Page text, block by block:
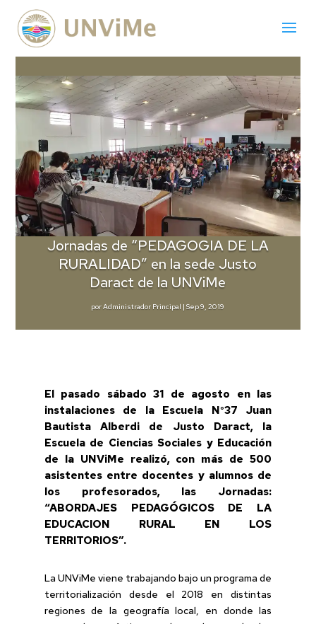
Jornadas de “PEDAGOGIA DE LA
RURALIDAD” en la sede Justo
Daract de la UNViMe
porAdministrador Principal |Sep 9, 2019
El pasado sábado 31 de agosto en las
instalaciones de la Escuela N°37 Juan
Bautista Alberdi de Justo Daract, la
Escuela de Ciencias Sociales y Educación
de la UNViMe realizó, con más de 500
asistentes entre docentes y alumnos de
los profesorados, las Jornadas:
“ABORDAJES PEDAGÓGICOS DE LA
EDUCACION RURAL EN LOS
TERRITORIOS”.
La UNViMe viene trabajando bajo un programa de
territorialización desde el 2018 en distintas
regiones de la geografía local, en donde las